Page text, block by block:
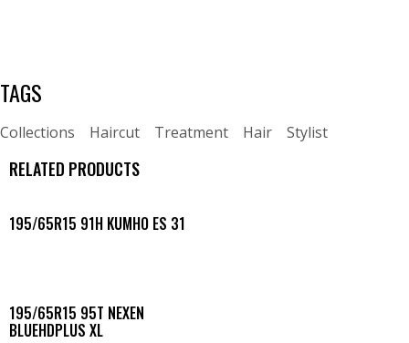
TAGS
Collections Haircut Treatment Hair Stylist
RELATED PRODUCTS
195/65R15 91H KUMHO ES 31
195/65R15 95T NEXEN
BLUEHDPLUS XL